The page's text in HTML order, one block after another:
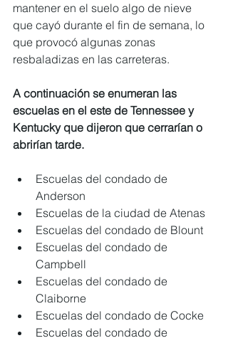
mantener en el suelo algo de nieve
que cayó durante el fin de semana, lo
que provocó algunas zonas
resbaladizas en las carreteras.
A continuación se enumeran las
escuelas en el este de Tennessee y
Kentucky que dijeron que cerrarían o
abrirían tarde.
Escuelas del condado de
Anderson
Escuelas de la ciudad de Atenas
Escuelas del condado de Blount
Escuelas del condado de
Campbell
Escuelas del condado de
Claiborne
Escuelas del condado de Cocke
Escuelas del condado de